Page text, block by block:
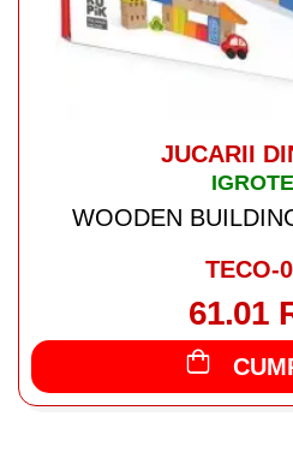
JUCARII
WOODEN
TECO-
61.01